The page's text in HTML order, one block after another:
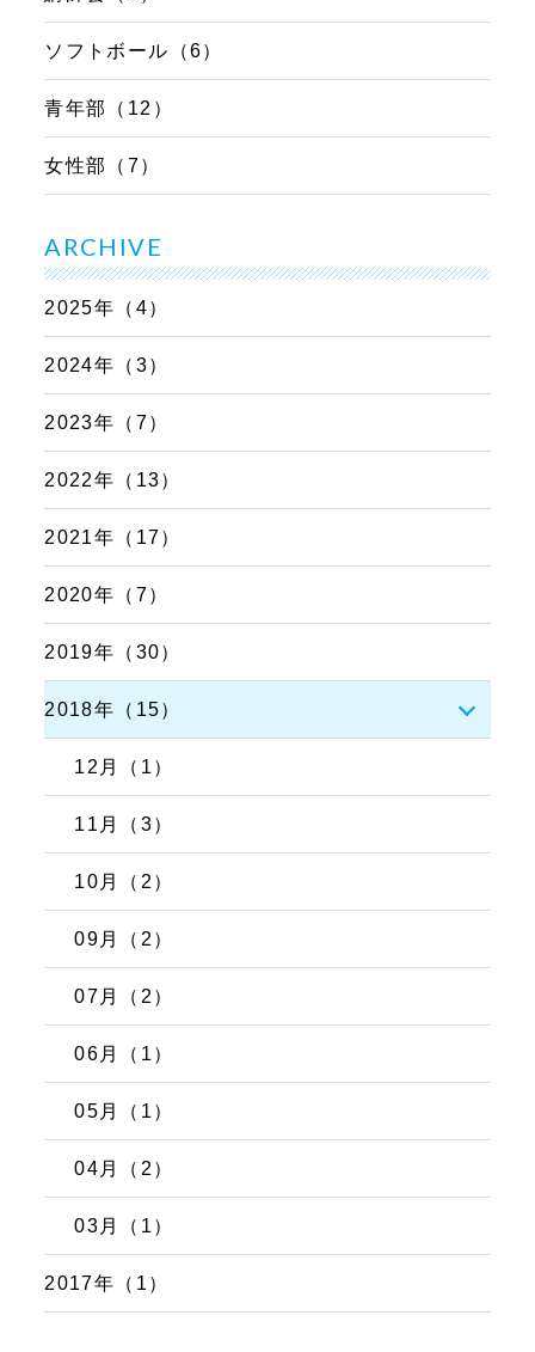
ソフトボール（6）
青年部（12）
女性部（7）
ARCHIVE
2025年（4）
2024年（3）
2023年（7）
2022年（13）
2021年（17）
2020年（7）
2019年（30）
2018年（15）
12月（1）
11月（3）
10月（2）
09月（2）
07月（2）
06月（1）
05月（1）
04月（2）
03月（1）
2017年（1）